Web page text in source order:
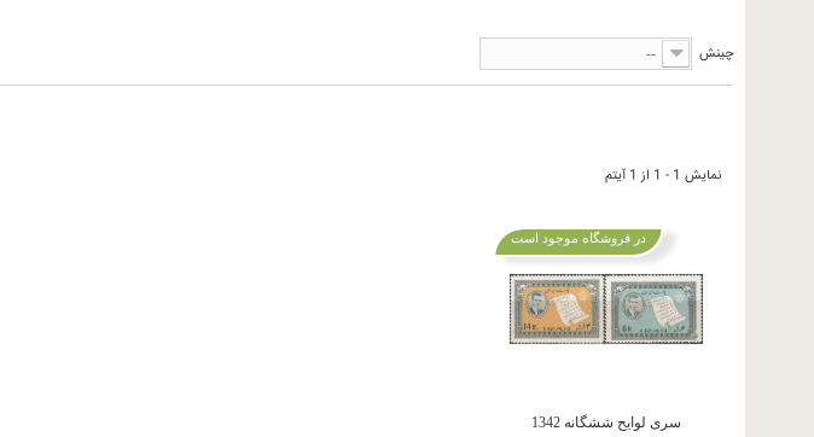
چینش --
نمایش 1 - 1 از 1 آیتم
سری لوایح ششگانه 1342
در فروشگاه موجود است